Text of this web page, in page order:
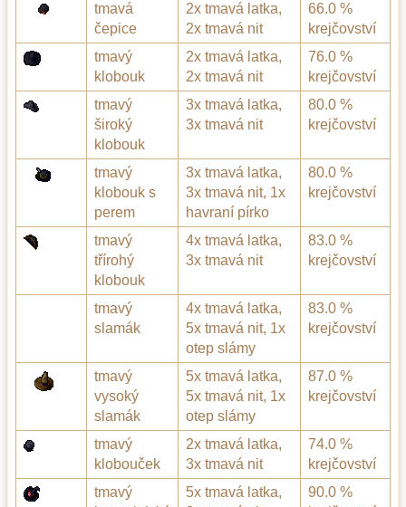
tmavá
čepice
2x tmavá latka,
2x tmavá nit
66.0 %
krejčovství
tmavý
klobouk
2x tmavá latka,
2x tmavá nit
76.0 %
krejčovství
tmavý
široký
klobouk
3x tmavá latka,
3x tmavá nit
80.0 %
krejčovství
tmavý
klobouk s
perem
3x tmavá latka,
3x tmavá nit, 1x
havraní pírko
80.0 %
krejčovství
tmavý
třírohý
klobouk
4x tmavá latka,
3x tmavá nit
83.0 %
krejčovství
tmavý
slamák
4x tmavá latka,
5x tmavá nit, 1x
otep slámy
83.0 %
krejčovství
tmavý
vysoký
slamák
5x tmavá latka,
5x tmavá nit, 1x
otep slámy
87.0 %
krejčovství
tmavý
klobouček
2x tmavá latka,
3x tmavá nit
74.0 %
krejčovství
tmavý
5x tmavá latka,
90.0 %